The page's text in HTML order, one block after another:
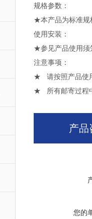
规格参
★本产品为标准规
使用
★参见产品使用须
注意
★ 请按照产品使
★ 所有邮寄过程
产品
您的